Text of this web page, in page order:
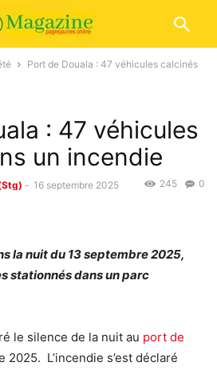
Port de Douala : 47 véhicules calcinés
: 47 véhicules
un incendie
- 16 septembre 2025 0
245
la nuit du 13 septembre 2025,
stationnés dans un parc
le silence de la nuit au port de
2025. L’incendie s’est déclaré